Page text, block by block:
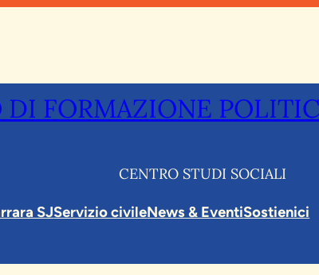
FORMAZIONE
CENTRO STUDI SOCIALI
SJServizio civileNews & EventiSostienici